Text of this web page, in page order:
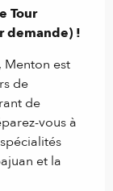
Tour
demande) !
Menton est
de
de
vous à
et la